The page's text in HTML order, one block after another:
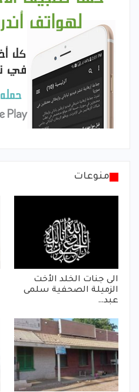
منوعات
الى جنات الخلد الأخت
الزميلة الصحفية سلمى
عبد…